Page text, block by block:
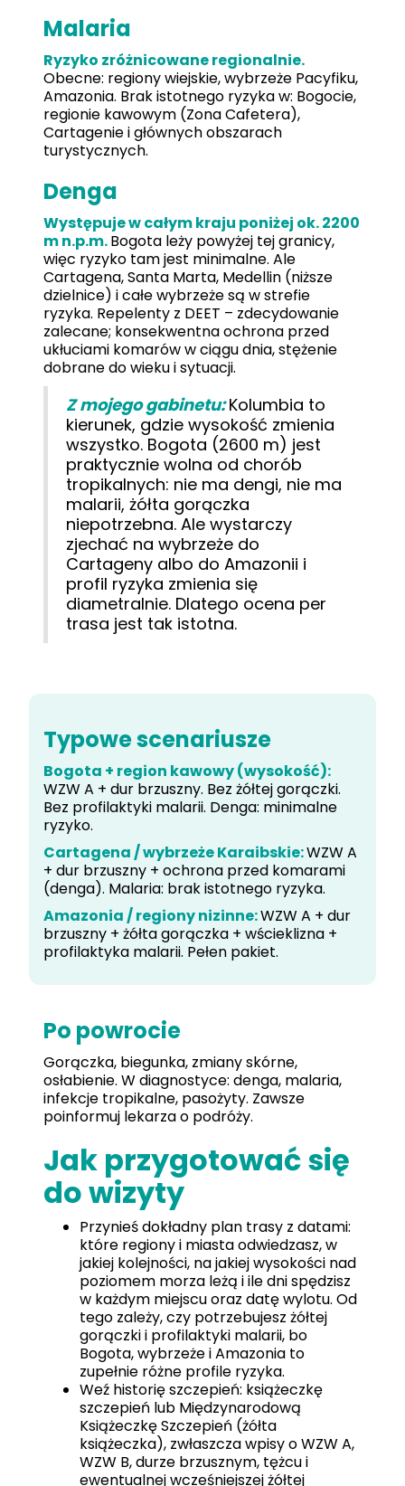
Malaria
Ryzyko zróżnicowane regionalnie.
Obecne: regiony wiejskie, wybrzeże Pacyfiku,
Amazonia. Brak istotnego ryzyka w: Bogocie,
regionie kawowym (Zona Cafetera),
Cartagenie i głównych obszarach
turystycznych.
Denga
Występuje w całym kraju poniżej ok. 2200
m n.p.m.Bogota leży powyżej tej granicy,
więc ryzyko tam jest minimalne. Ale
Cartagena, Santa Marta, Medellin (niższe
dzielnice) i całe wybrzeże są w strefie
ryzyka. Repelenty z DEET – zdecydowanie
zalecane; konsekwentna ochrona przed
ukłuciami komarów w ciągu dnia, stężenie
dobrane do wieku i sytuacji.
Z mojego gabinetu:Kolumbia to
kierunek, gdzie wysokość zmienia
wszystko. Bogota (2600 m) jest
praktycznie wolna od chorób
tropikalnych: nie ma dengi, nie ma
malarii, żółta gorączka
niepotrzebna. Ale wystarczy
zjechać na wybrzeże do
Cartageny albo do Amazonii i
profil ryzyka zmienia się
diametralnie. Dlatego ocena per
trasa jest tak istotna.
Typowe scenariusze
Bogota + region kawowy (wysokość):
WZW A + dur brzuszny. Bez żółtej gorączki.
Bez profilaktyki malarii. Denga: minimalne
ryzyko.
Cartagena / wybrzeże Karaibskie:WZW A
+ dur brzuszny + ochrona przed komarami
(denga). Malaria: brak istotnego ryzyka.
Amazonia / regiony nizinne:WZW A + dur
brzuszny + żółta gorączka + wścieklizna +
profilaktyka malarii. Pełen pakiet.
Po powrocie
Gorączka, biegunka, zmiany skórne,
osłabienie. W diagnostyce: denga, malaria,
infekcje tropikalne, pasożyty. Zawsze
poinformuj lekarza o podróży.
Jak przygotować się
do wizyty
Przynieś dokładny plan trasy z datami:
które regiony i miasta odwiedzasz, w
jakiej kolejności, na jakiej wysokości nad
poziomem morza leżą i ile dni spędzisz
w każdym miejscu oraz datę wylotu. Od
tego zależy, czy potrzebujesz żółtej
gorączki i profilaktyki malarii, bo
Bogota, wybrzeże i Amazonia to
zupełnie różne profile ryzyka.
Weź historię szczepień: książeczkę
szczepień lub Międzynarodową
Książeczkę Szczepień (żółta
książeczka), zwłaszcza wpisy o WZW A,
WZW B, durze brzusznym, tężcu i
ewentualnej wcześniejszej żółtej